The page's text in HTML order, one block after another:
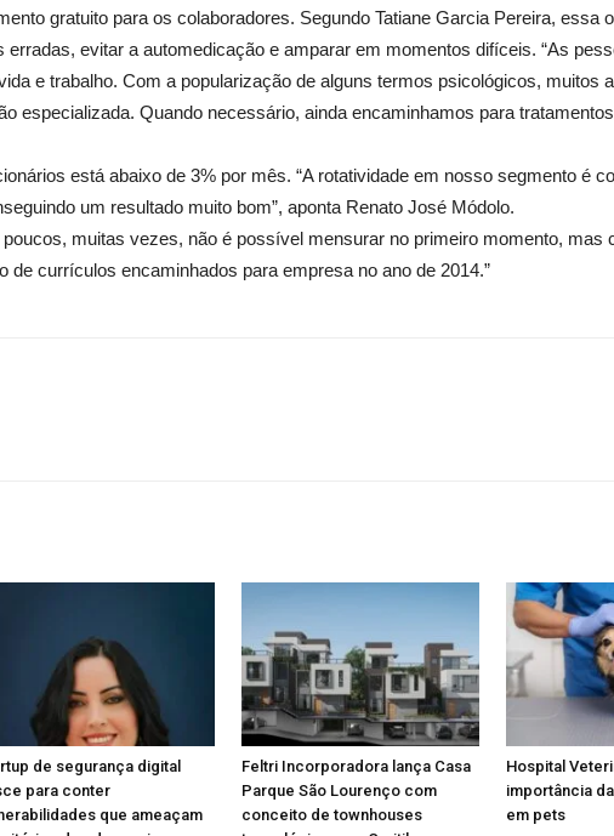
gratuito para os colaboradores. Segundo Tatiane Garcia Pereira, essa
evitar a automedicação e amparar em momentos difíceis. “As
e trabalho. Com a popularização de alguns termos psicológicos, muitos
especializada. Quando necessário, ainda encaminhamos para
está abaixo de 3% por mês. “A rotatividade em nosso segmento é
um resultado muito bom”, aponta Renato José Módolo.
muitas vezes, não é possível mensurar no primeiro momento, mas
currículos encaminhados para empresa no ano de 2014.”
de segurança digital
para conter
que ameaçam
Feltri Incorporadora lança Casa
Parque São Lourenço com
conceito de townhouses
Hospital
importância
em pets